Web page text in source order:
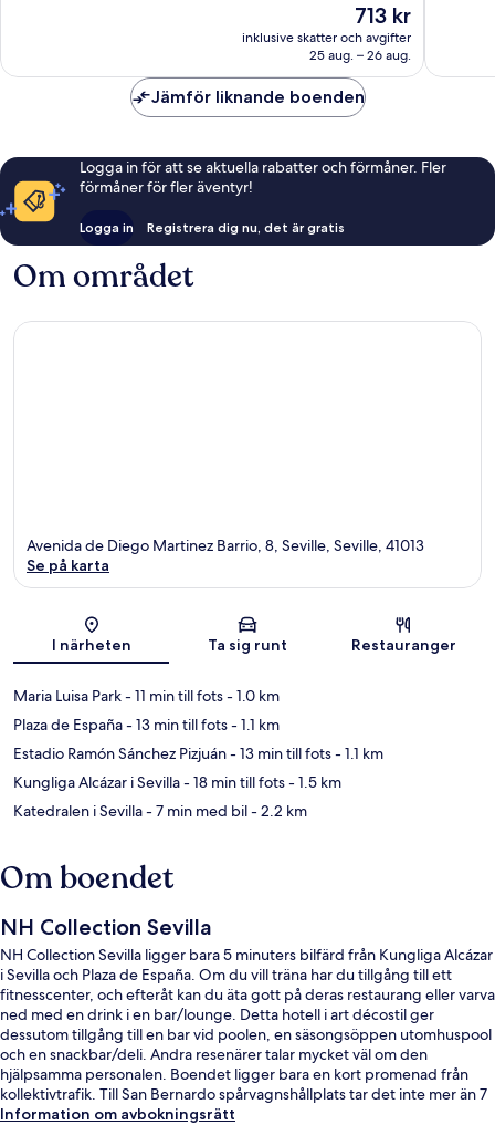
Priset
är
713 kr
713 kr
inklusive skatter och avgifter
25 aug. – 26 aug.
Jämför liknande boenden
Logga in för att se aktuella rabatter och förmåner. Fler
förmåner för fler äventyr!
Logga in Registrera dig nu, det är gratis
Om området
Karta
Avenida de Diego Martinez Barrio, 8, Seville, Seville, 41013
Se på karta
I närheten Ta sig runt Restauranger
Maria Luisa Park- 11 min till fots- 1.0 km
Plaza de España- 13 min till fots- 1.1 km
Estadio Ramón Sánchez Pizjuán- 13 min till fots- 1.1 km
Kungliga Alcázar i Sevilla- 18 min till fots- 1.5 km
Katedralen i Sevilla- 7 min med bil- 2.2 km
Om boendet
NH Collection Sevilla
NH Collection Sevilla ligger bara 5 minuters bilfärd från Kungliga Alcázar
i Sevilla och Plaza de España. Om du vill träna har du tillgång till ett
fitnesscenter, och efteråt kan du äta gott på deras restaurang eller varva
ned med en drink i en bar/lounge. Detta hotell i art décostil ger
dessutom tillgång till en bar vid poolen, en säsongsöppen utomhuspool
och en snackbar/deli. Andra resenärer talar mycket väl om den
hjälpsamma personalen. Boendet ligger bara en kort promenad från
kollektivtrafik. Till San Bernardo spårvagnshållplats tar det inte mer än 7
minuter att gå.
Information om avbokningsrätt